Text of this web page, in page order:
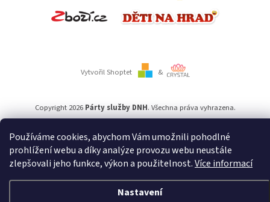
Používáme cookies, abychom Vám umožnili pohodlné
prohlížení webu a díky analýze provozu webu neustále
zlepšovali jeho funkce, výkon a použitelnost.Více informací
Nastavení
Vytvořil Shoptet &
Copyright 2026 Párty služby DNH. Všechna práva vyhrazena.
Používámeověření věku Adulto